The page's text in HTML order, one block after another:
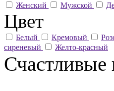
Женский Мужской
Цвет
Белый Кремовый
сиреневый
Желто-красный
Счастливые